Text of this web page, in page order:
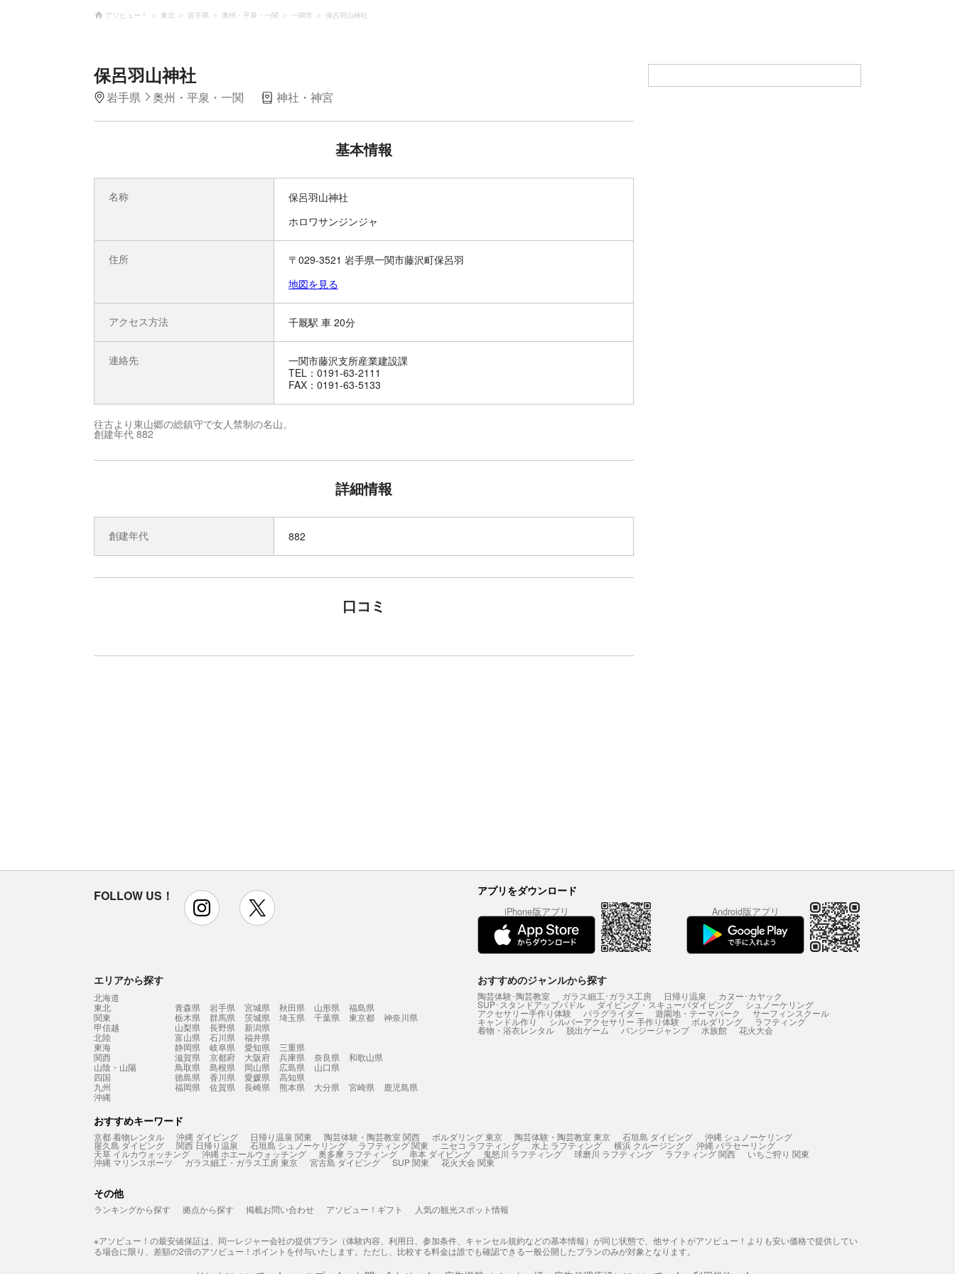
アソビュー！ 東北 岩手県 奥州・平泉・一関 一関市 保呂羽山神社
保呂羽山神社
岩手県 奥州・平泉・一関 神社・神宮
基本情報
名称
保呂羽山神社
ホロワサンジンジャ
住所
〒029-3521 岩手県一関市藤沢町保呂羽
地図を見る
アクセス方法 千厩駅 車 20分
連絡先
一関市藤沢支所産業建設課
TEL：0191-63-2111
FAX：0191-63-5133
往古より東山郷の総鎮守で女人禁制の名山。
創建年代 882
詳細情報
創建年代 882
口コミ
FOLLOW US！ instagram アプリをダウンロード
iPhone版アプリ Android版アプリ
エリアから探す
北海道
東北
青森県 岩手県 宮城県 秋田県 山形県
福島県
関東
栃木県 群馬県 茨城県 埼玉県 千葉県 東京都
神奈川県
甲信越
山梨県 長野県
新潟県
北陸
富山県 石川県
福井県
東海
静岡県 岐阜県 愛知県
三重県
関西
滋賀県 京都府 大阪府 兵庫県 奈良県
和歌山県
山陰・山陽
鳥取県 島根県 岡山県 広島県
山口県
四国
徳島県 香川県 愛媛県
高知県
九州
福岡県 佐賀県 長崎県 熊本県 大分県 宮崎県
鹿児島県
沖縄
おすすめのジャンルから探す
陶芸体験･陶芸教室 ガラス細工･ガラス工房 日帰り温泉 カヌー･カヤック
SUP･スタンドアップパドル ダイビング・スキューバダイビング シュノーケリング
アクセサリー手作り体験 パラグライダー 遊園地・テーマパーク サーフィンスクール
キャンドル作り シルバーアクセサリー 手作り体験 ボルダリング ラフティング
着物・浴衣レンタル 脱出ゲーム バンジージャンプ 水族館 花火大会
おすすめキーワード
京都 着物レンタル 沖縄 ダイビング 日帰り温泉 関東 陶芸体験・陶芸教室 関西 ボルダリング 東京 陶芸体験・陶芸教室 東京 石垣島 ダイビング 沖縄 シュノーケリング
屋久島 ダイビング 関西 日帰り温泉 石垣島 シュノーケリング ラフティング 関東 ニセコ ラフティング 水上 ラフティング 横浜 クルージング 沖縄 パラセーリング
天草 イルカウォッチング 沖縄 ホエールウォッチング 奥多摩 ラフティング 串本 ダイビング 鬼怒川 ラフティング 球磨川 ラフティング ラフティング 関西 いちご狩り 関東
沖縄 マリンスポーツ ガラス細工・ガラス工房 東京 宮古島 ダイビング SUP 関東 花火大会 関東
その他
ランキングから探す 拠点から探す 掲載お問い合わせ アソビュー！ギフト 人気の観光スポット情報
※アソビュー！の最安値保証は、同一レジャー会社の提供プラン（体験内容、利用日、参加条件、キャンセル規約などの基本情報）が同じ状態で、他サイトがアソビュー！よりも安い価格で提供してい
る場合に限り、差額の2倍のアソビュー！ポイントを付与いたします。ただし、比較する料金は誰でも確認できる一般公開したプランのみが対象となります。